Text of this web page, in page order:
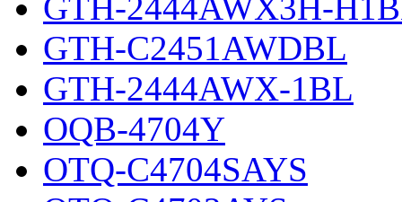
GTH-2444AWX3H-
GTH-C2451AWDBL
GTH-2444AWX-1BL
OQB-4704Y
OTQ-C4704SAYS